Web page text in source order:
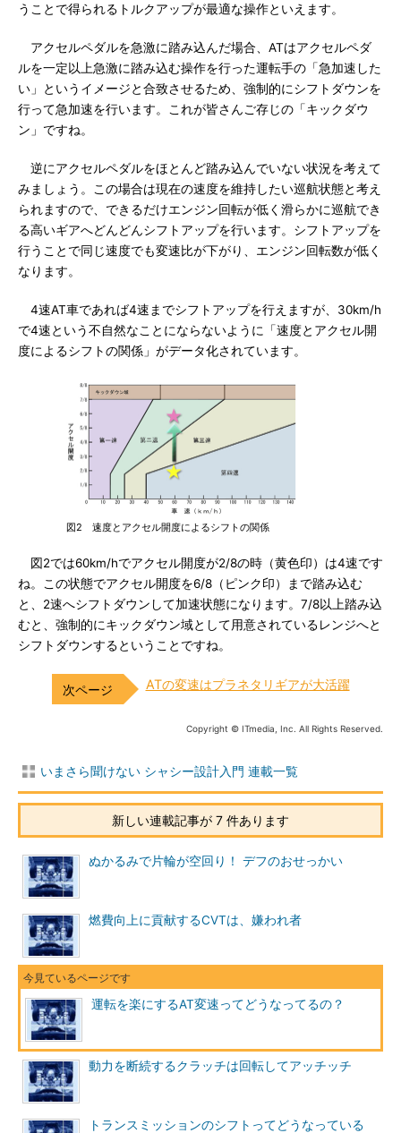
うことで得られるトルクアップが最適な操作といえます。
アクセルペダルを急激に踏み込んだ場合、ATはアクセルペダ
ルを一定以上急激に踏み込む操作を行った運転手の「急加速した
い」というイメージと合致させるため、強制的にシフトダウンを
行って急加速を行います。これが皆さんご存じの「キックダウ
ン」ですね。
逆にアクセルペダルをほとんど踏み込んでいない状況を考えて
みましょう。この場合は現在の速度を維持したい巡航状態と考え
られますので、できるだけエンジン回転が低く滑らかに巡航でき
る高いギアへどんどんシフトアップを行います。シフトアップを
行うことで同じ速度でも変速比が下がり、エンジン回転数が低く
なります。
4速AT車であれば4速までシフトアップを行えますが、30km/h
で4速という不自然なことにならないように「速度とアクセル開
度によるシフトの関係」がデータ化されています。
図2 速度とアクセル開度によるシフトの関係
図2では60km/hでアクセル開度が2/8の時（黄色印）は4速です
ね。この状態でアクセル開度を6/8（ピンク印）まで踏み込む
と、2速へシフトダウンして加速状態になります。7/8以上踏み込
むと、強制的にキックダウン域として用意されているレンジへと
シフトダウンするということですね。
ATの変速はプラネタリギアが大活躍
Copyright © ITmedia, Inc. All Rights Reserved.
いまさら聞けない シャシー設計入門 連載一覧
新しい連載記事が 7 件あります
ぬかるみで片輪が空回り！ デフのおせっかい
燃費向上に貢献するCVTは、嫌われ者
運転を楽にするAT変速ってどうなってるの？
動力を断続するクラッチは回転してアッチッチ
トランスミッションのシフトってどうなっている